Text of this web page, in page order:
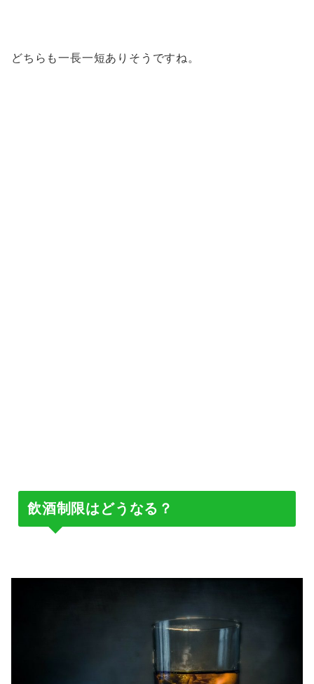
どちらも一長一短ありそうですね。
飲酒制限はどうなる？